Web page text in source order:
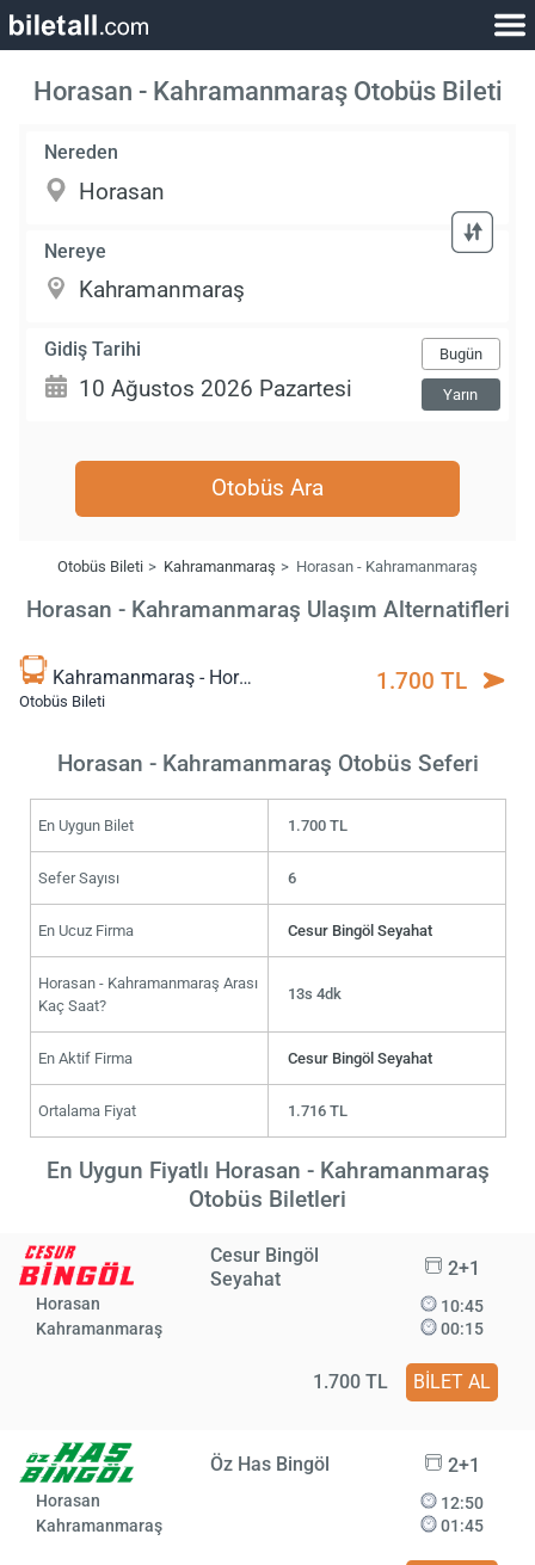
Horasan - Kahramanmaraş Otobüs Bileti
Nereden
Nereye
Gidiş Tarihi Bugün
Yarın
Otobüs Ara
Otobüs Bileti Kahramanmaraş Horasan - Kahramanmaraş
Horasan - Kahramanmaraş Ulaşım Alternatifleri
Kahramanmaraş - Horasan
Otobüs Bileti
1.700 TL
Horasan - Kahramanmaraş Otobüs Seferi
En Uygun Bilet 1.700 TL
Sefer Sayısı 6
En Ucuz Firma Cesur Bingöl Seyahat
Horasan - Kahramanmaraş Arası
Kaç Saat?
13s 4dk
En Aktif Firma Cesur Bingöl Seyahat
Ortalama Fiyat 1.716 TL
En Uygun Fiyatlı Horasan - Kahramanmaraş
Otobüs Biletleri
Cesur Bingöl
Seyahat
2+1
Horasan
Kahramanmaraş
10:45
00:15
1.700 TL BİLET AL
Öz Has Bingöl 2+1
Horasan
Kahramanmaraş
12:50
01:45